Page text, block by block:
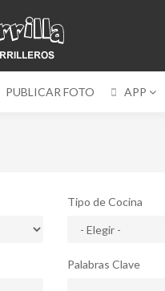
PUBLICAR FOTO APP
Tipo de Cocina
Palabras Clave